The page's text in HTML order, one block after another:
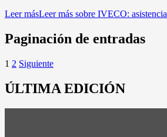
Leer másLeer más sobre IVECO:
Paginación de entradas
1 2 Siguiente
ÚLTIMA EDICIÓN